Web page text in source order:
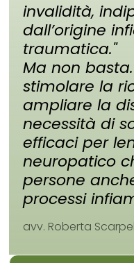
invalidità,
dall’origine
traumatica."
Ma non
stimolare la
ampliare la
necessità di
efficaci per
neuropatico
persone
processi
avv. Roberta